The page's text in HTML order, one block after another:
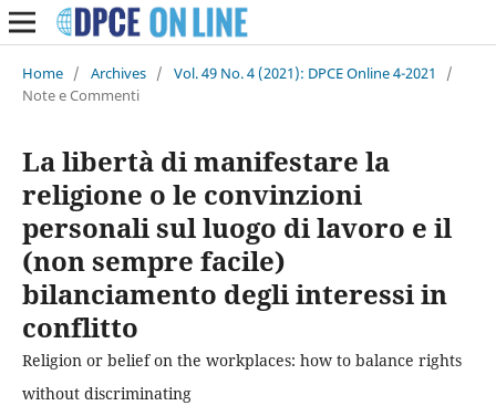
Home / Archives / Vol. 49 No. 4 (2021): DPCE Online 4-2021
/
Note e Commenti
La libertà di manifestare la
religione o le convinzioni
personali sul luogo di lavoro e il
(non sempre facile)
bilanciamento degli interessi in
conflitto
Religion or belief on the workplaces: how to balance rights
without discriminating